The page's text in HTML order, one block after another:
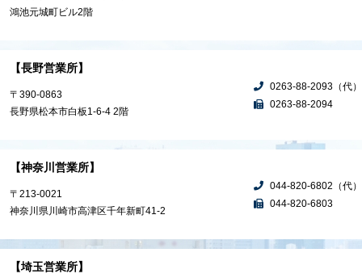
鴻池元城町ビル2階
【長野営業所】
〒390-0863
長野県松本市白板1-6-4 2階
0263-88-2093（代）
0263-88-2094
【神奈川営業所】
〒213-0021
神奈川県川崎市高津区千年新町41-2
044-820-6802（代）
044-820-6803
【埼玉営業所】